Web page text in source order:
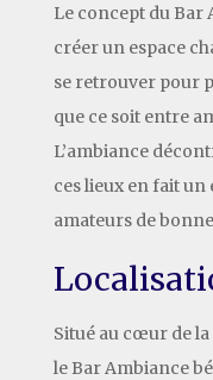
Le concept du Bar
créer un espace
se retrouver pour
que ce soit entre
L’ambiance
ces lieux en fait
amateurs de
Situé au cœur de
le Bar Ambiance